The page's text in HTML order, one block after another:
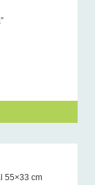
55×33 cm